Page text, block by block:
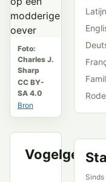
Foto:
Charles J.
Sharp
CC BY-
SA 4.0
Bron
Vogelgeluid
Latijn